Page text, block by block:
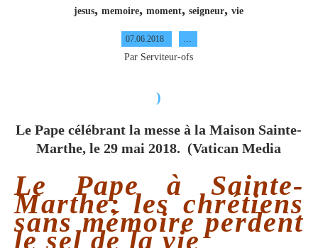
jesus,memoire,moment,seigneur,vie
07.06.2018
Par Serviteur-ofs
)
Le Pape célébrant la messe à la Maison Sainte-
Marthe, le 29 mai 2018. (Vatican Media
Le Pape à Sainte-
Marthe: les chrétiens
sans mémoire perdent
le sel de la vie